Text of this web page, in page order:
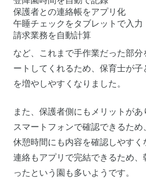
保護者との連絡帳をアプリ化
午睡チェックをタブレットで入力
請求業務を自動計算
など、これまで手作業だった部分
ートしてくれるため、保育士が子
を増やしやすくなりました。
また、保護者側にもメリットが
スマートフォンで確認できるた
休憩時間にも内容を確認しやすく
連絡もアプリで完結できるため
ったという園も多いようです。